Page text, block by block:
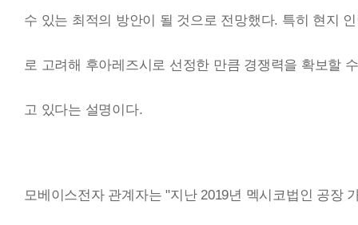
수 있는 최적의 방안이 될 것으로 전망했다. 특히 현지
로 고려해 후아레즈시로 선정한 만큼 경쟁력을 확보할
고 있다는 설명이다.
모베이스전자 관계자는 "지난 2019년 멕시코법인 공장